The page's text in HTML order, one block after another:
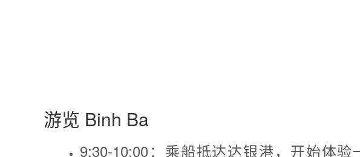
游览 Binh Ba
9:30-10:00：乘船抵达达银港，开始体